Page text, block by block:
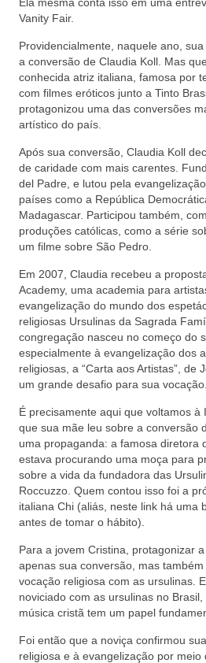
Vanity Fair.
Providencialmente, naquele ano,
a conversão de Claudia Koll. Mas
conhecida atriz italiana, famosa por
com filmes eróticos junto a Tinto
protagonizou uma das conversões
artístico do país.
Após sua conversão, Claudia Koll
de caridade com mais carentes.
del Padre, e lutou pela
países como a República
Madagascar. Participou também,
produções católicas, como a série
um filme sobre São Pedro.
Em 2007, Claudia recebeu a
Academy, uma academia para
evangelização do mundo dos
religiosas Ursulinas da Sagrada
congregação nasceu no começo do
especialmente à evangelização dos
religiosas, a “Carta aos Artistas”, de
um grande desafio para sua vocação.
É precisamente aqui que voltamos à
que sua mãe leu sobre a conversão
uma propaganda: a famosa diretora
estava procurando uma moça para
sobre a vida da fundadora das
Roccuzzo. Quem contou isso foi a
italiana Chi (aliás, neste link há uma
antes de tomar o hábito).
Para a jovem Cristina, protagonizar
apenas sua conversão, mas
vocação religiosa com as ursulinas.
noviciado com as ursulinas no
música cristã tem um papel
Foi então que a noviça confirmou
religiosa e à evangelização por meio